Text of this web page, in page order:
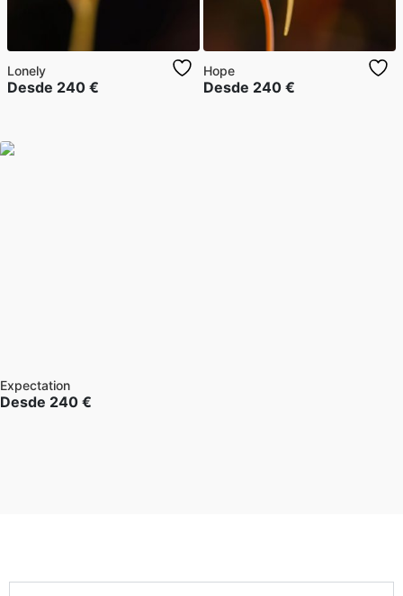
Lonely
Desde 240 €
Hope
Desde 240 €
Expectation
Desde 240 €